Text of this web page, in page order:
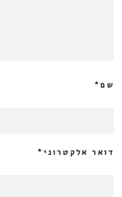
שם*
דואר אלקטרוני *